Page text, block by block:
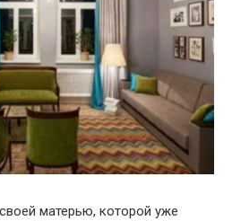
матерью, которой уже